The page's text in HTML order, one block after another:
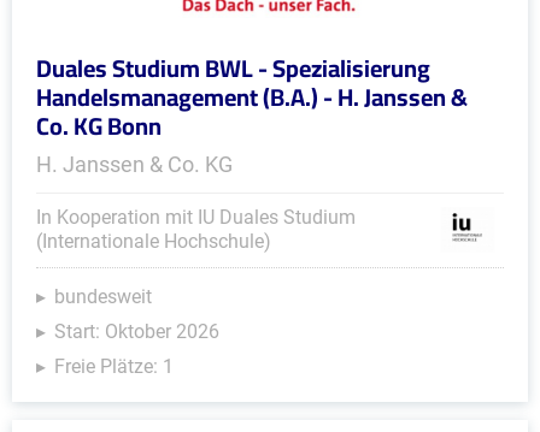
Duales Studium BWL - Spezialisierung
Handelsmanagement (B.A.) - H. Janssen &
Co. KG Bonn
H. Janssen & Co. KG
In Kooperation mit IU Duales Studium
(Internationale Hochschule)
bundesweit
Start: Oktober 2026
Freie Plätze: 1